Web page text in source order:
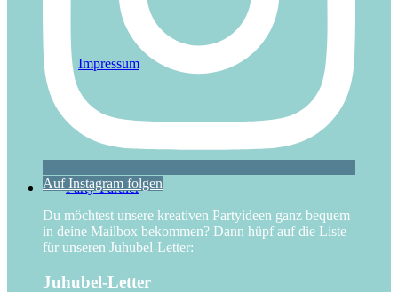
Impressum
Party-Partner
Auf Instagram folgen
Du möchtest unsere kreativen Partyideen ganz bequem
in deine Mailbox bekommen? Dann hüpf auf die Liste
für unseren Juhubel-Letter:
Juhubel-Letter